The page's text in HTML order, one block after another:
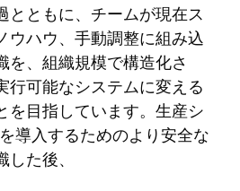
とともに、チームが現在ス
ウハウ、手動調整に組み込
を、組織規模で構造化さ
行可能なシステムに変える
を目指しています。生産シ
導入するためのより安全な
た後、